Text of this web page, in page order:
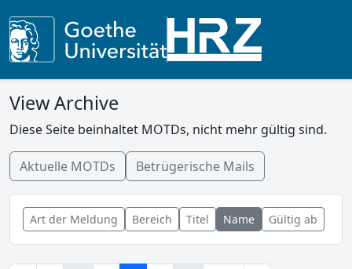
View Archive
Diese Seite beinhaltet MOTDs, nicht mehr gültig sind.
Aktuelle MOTDs Betrügerische Mails
Art der Meldung Bereich Titel Name Gültig ab